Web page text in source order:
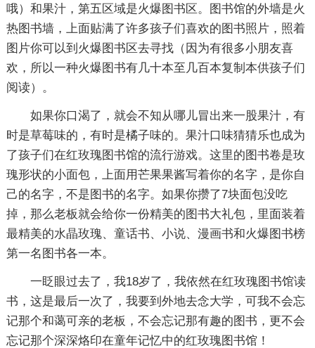
哦）和果汁，第五区域是火爆图书区。图书馆的外墙是火
热图书墙，上面贴满了许多孩子们喜欢的图书照片，照着
图片你可以到火爆图书区去寻找（因为有很多小朋友喜
欢，所以一种火爆图书有几十本至几百本复制本供孩子们
阅读）。
如果你口渴了，就会不知从哪儿冒出来一股果汁，有
时是草莓味的，有时是橘子味的。果汁口味猜猜乐也成为
了孩子们在红玫瑰图书馆的流行游戏。这里的图书卷是玫
瑰形状的小面包，上面用芒果果酱写着你的名字，是你自
己的名字，不是图书的名字。如果你攒了7块面包没吃
掉，那么老板就会给你一份精美的图书大礼包，里面装着
最精美的水晶玫瑰、童话书、小说、漫画书和火爆图书榜
第一名图书各一本。
一眨眼过去了，我18岁了，我依然在红玫瑰图书馆读
书，这是最后一次了，我要到外地去念大学，可我不会忘
记那个和蔼可亲的老板，不会忘记那有趣的图书，更不会
忘记那个深深烙印在童年记忆中的红玫瑰图书馆！